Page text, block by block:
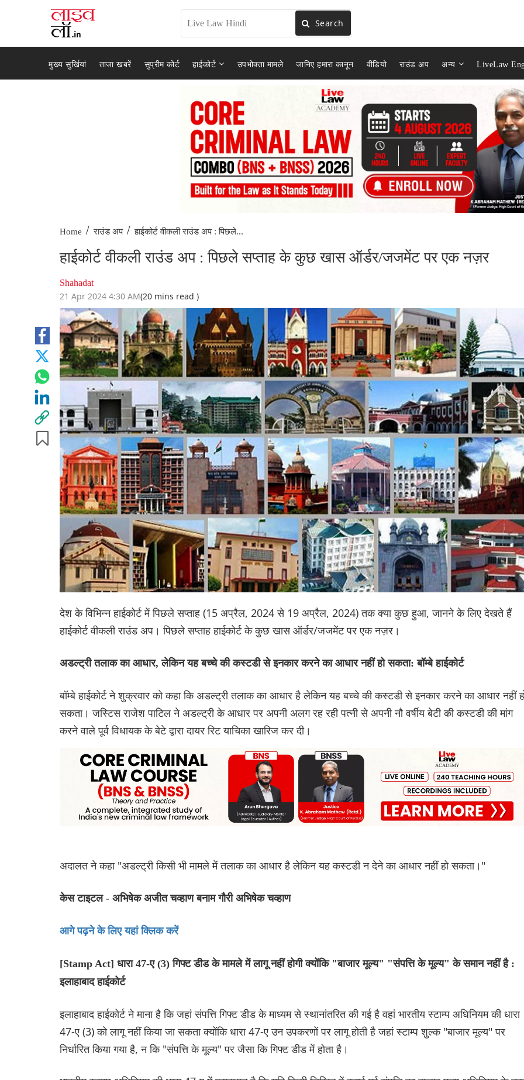
Search
मुख्य सुर्खियां ताजा खबरें सुप्रीम कोर्ट हाईकोर्ट उपभोक्ता मामले जानिए हमारा कानून वीडियो राउंड अप अन्य LiveLaw
Home / राउंड अप / हाईकोर्ट वीकली राउंड अप : पिछले...
हाईकोर्ट वीकली राउंड अप : पिछले सप्ताह के कुछ खास ऑर्डर/जजमेंट पर एक नज़र
Shahadat
21 Apr 2024 4:30 AM(20 mins read )
देश के विभिन्न हाईकोर्ट में पिछले सप्ताह (15 अप्रैल, 2024 से 19 अप्रैल, 2024) तक क्या कुछ हुआ, जानने के लिए देखते हैं
हाईकोर्ट वीकली राउंड अप। पिछले सप्ताह हाईकोर्ट के कुछ खास ऑर्डर/जजमेंट पर एक नज़र।
अडल्ट्री तलाक का आधार, लेकिन यह बच्चे की कस्टडी से इनकार करने का आधार नहीं हो सकता: बॉम्बे हाईकोर्ट
बॉम्बे हाईकोर्ट ने शुक्रवार को कहा कि अडल्ट्री तलाक का आधार है लेकिन यह बच्चे की कस्टडी से इनकार करने का आधार नहीं
सकता। जस्टिस राजेश पाटिल ने अडल्ट्री के आधार पर अपनी अलग रह रही पत्नी से अपनी नौ वर्षीय बेटी की कस्टडी की मांग
करने वाले पूर्व विधायक के बेटे द्वारा दायर रिट याचिका खारिज कर दी।
अदालत ने कहा "अडल्ट्री किसी भी मामले में तलाक का आधार है लेकिन यह कस्टडी न देने का आधार नहीं हो सकता।"
केस टाइटल - अभिषेक अजीत चव्हाण बनाम गौरी अभिषेक चव्हाण
आगे पढ़ने के लिए यहां क्लिक करें
[Stamp Act] धारा 47-ए (3) गिफ्ट डीड के मामले में लागू नहीं होगी क्योंकि "बाजार मूल्य" "संपत्ति के मूल्य" के समान नहीं है :
इलाहाबाद हाईकोर्ट
इलाहाबाद हाईकोर्ट ने माना है कि जहां संपत्ति गिफ्ट डीड के माध्यम से स्थानांतरित की गई है वहां भारतीय स्टाम्प अधिनियम की धारा
47-ए (3) को लागू नहीं किया जा सकता क्योंकि धारा 47-ए उन उपकरणों पर लागू होती है जहां स्टाम्प शुल्क "बाजार मूल्य" पर
निर्धारित किया गया है, न कि "संपत्ति के मूल्य" पर जैसा कि गिफ्ट डीड में होता है।